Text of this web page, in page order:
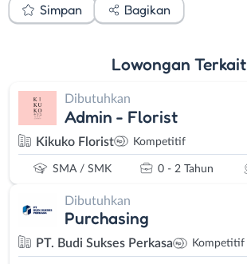
Simpan Bagikan
Lowongan Terkait
Dibutuhkan
Admin - Florist
Kikuko Florist Kompetitif
SMA / SMK 0 - 2 Tahun
Dibutuhkan
Purchasing
PT. Budi Sukses Perkasa Kompetitif